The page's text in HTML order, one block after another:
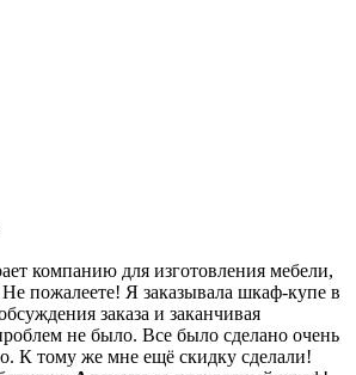
компанию для изготовления мебели,
пожалеете! Я заказывала шкаф-купе в
заказа и заканчивая
не было. Все было сделано очень
К тому же мне ещё скидку сделали!